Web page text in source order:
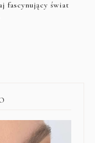
fascynujący świat